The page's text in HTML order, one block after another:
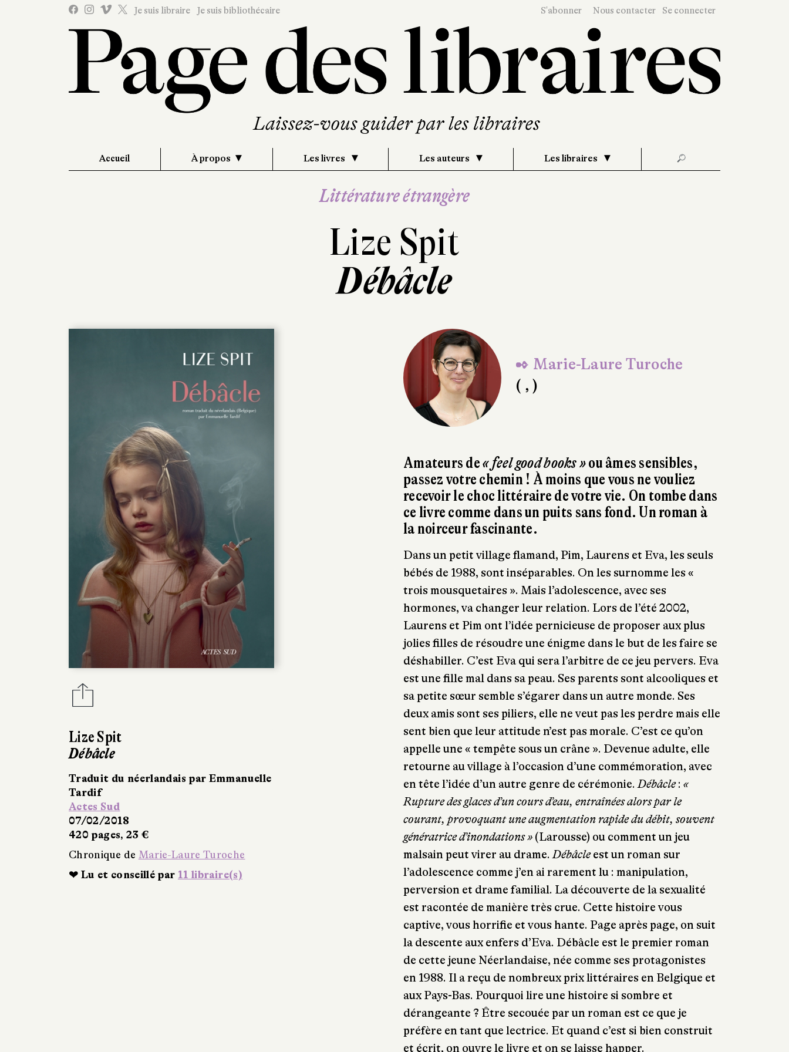
Je suis libraire Je suis bibliothécaire S'abonner Nous contacter Se connecter
Accueil À propos Les livres Les auteurs Les libraires 🔎
Littérature étrangère
Lize Spit
Débâcle
Lize Spit
Débâcle
Traduit du néerlandais par Emmanuelle
Tardif
Actes Sud
07/02/2018
420 pages, 23 €
Chronique de Marie-Laure Turoche
❤ Lu et conseillé par 11 libraire(s)
✒ Marie-Laure Turoche
( , )
Amateurs de« feel good books »ou âmes sensibles,
passez votre chemin ! À moins que vous ne vouliez
recevoir le choc littéraire de votre vie. On tombe dans
ce livre comme dans un puits sans fond. Un roman à
la noirceur fascinante.
Dans un petit village flamand, Pim, Laurens et Eva, les seuls
bébés de 1988, sont inséparables. On les surnomme les «
trois mousquetaires ». Mais l’adolescence, avec ses
hormones, va changer leur relation. Lors de l’été 2002,
Laurens et Pim ont l’idée pernicieuse de proposer aux plus
jolies filles de résoudre une énigme dans le but de les faire se
déshabiller. C’est Eva qui sera l’arbitre de ce jeu pervers. Eva
est une fille mal dans sa peau. Ses parents sont alcooliques et
sa petite sœur semble s’égarer dans un autre monde. Ses
deux amis sont ses piliers, elle ne veut pas les perdre mais elle
sent bien que leur attitude n’est pas morale. C’est ce qu’on
appelle une « tempête sous un crâne ». Devenue adulte, elle
retourne au village à l’occasion d’une commémoration, avec
en tête l’idée d’un autre genre de cérémonie.Débâcle: «
Rupture des glaces d’un cours d’eau, entraînées alors par le
courant, provoquant une augmentation rapide du débit, souvent
génératrice d’inondations » (Larousse) ou comment un jeu
malsain peut virer au drame.Débâcleest un roman sur
l’adolescence comme j’en ai rarement lu : manipulation,
perversion et drame familial. La découverte de la sexualité
est racontée de manière très crue. Cette histoire vous
captive, vous horrifie et vous hante. Page après page, on suit
la descente aux enfers d’Eva. Débâcle est le premier roman
de cette jeune Néerlandaise, née comme ses protagonistes
en 1988. Il a reçu de nombreux prix littéraires en Belgique et
aux Pays-Bas. Pourquoi lire une histoire si sombre et
dérangeante ? Être secouée par un roman est ce que je
préfère en tant que lectrice. Et quand c’est si bien construit
et écrit, on ouvre le livre et on se laisse happer.